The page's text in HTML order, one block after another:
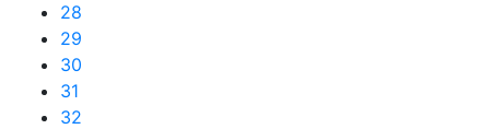
28
29
30
31
32